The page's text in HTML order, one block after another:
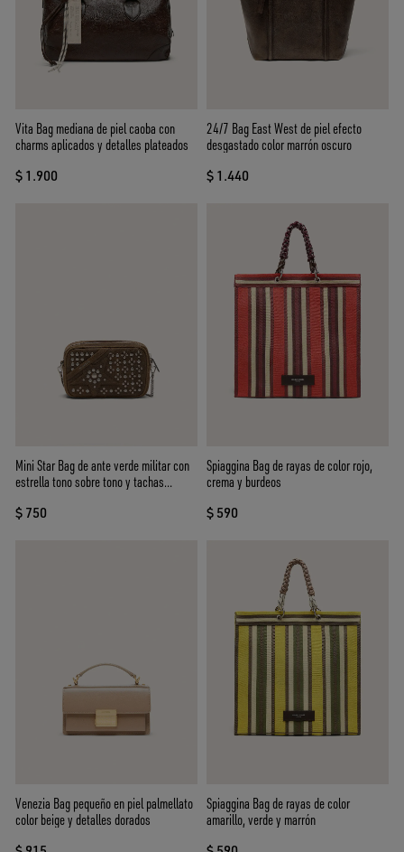
Vita Bag mediana de piel caoba con
charms aplicados y detalles plateados
$ 1.900
24/7 Bag East West de piel efecto
desgastado color marrón oscuro
$ 1.440
Mini Star Bag de ante verde militar con
estrella tono sobre tono y tachas
$ 750
Spiaggina Bag de rayas de color rojo,
crema y burdeos
$ 590
Venezia Bag pequeño en piel palmellato
color beige y detalles dorados
Spiaggina Bag de rayas de color
amarillo, verde y marrón